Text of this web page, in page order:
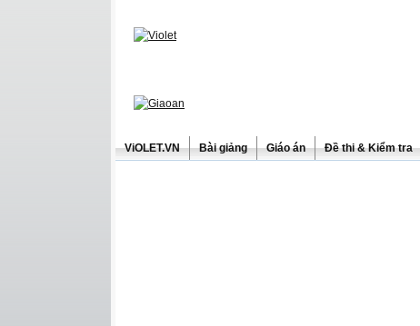
ViOLET.VN Bài giảng Giáo án Đề thi & Kiểm tra